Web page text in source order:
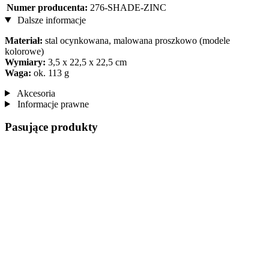
Numer producenta: 276-SHADE-ZINC
Dalsze informacje
Materiał: stal ocynkowana, malowana proszkowo (modele
kolorowe)
Wymiary: 3,5 x 22,5 x 22,5 cm
Waga: ok. 113 g
Akcesoria
Informacje prawne
Pasujące produkty